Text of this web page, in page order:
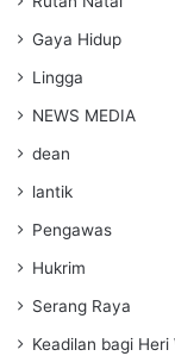
Gaya Hidup
Lingga
NEWS MEDIA
dean
lantik
Pengawas
Hukrim
Serang Raya
Keadilan bagi Heri